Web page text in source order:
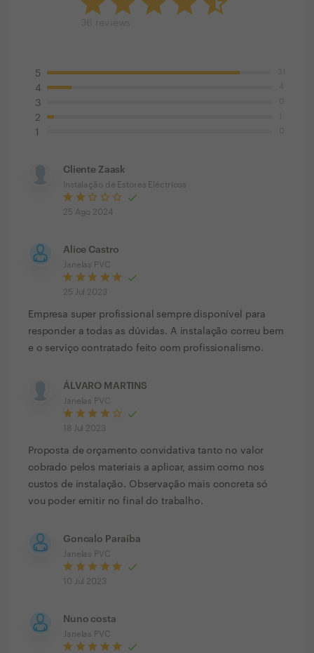
5
4
3
2
1
Cliente Zaask
Instalação de Estores Eléctricos
25 Ago 2024
Alice Castro
Janelas PVC
25 Jul 2023
Empresa super profissional sempre disponível para
responder a todas as dúvidas. A instalação correu bem
e o serviço contratado feito com profissionalismo.
ÁLVARO MARTINS
Janelas PVC
18 Jul 2023
Proposta de orçamento convidativa tanto no valor
cobrado pelos materiais a aplicar, assim como nos
custos de instalação. Observação mais concreta só
vou poder emitir no final do trabalho.
Goncalo Paraíba
Janelas PVC
10 Jul 2023
Nuno costa
Janelas PVC